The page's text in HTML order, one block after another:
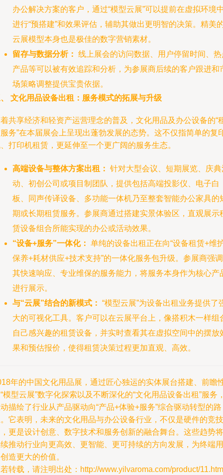
办公解决方案的客户，通过“模型云展”可以提前在虚拟环境
进行“预搭建”和效果评估，辅助其做出更明智的决策。精美
云展模型本身也是极佳的数字营销素材。
留存与数据分析： 线上展会的访问数据、用户停留时间、热
产品等可以被有效追踪和分析，为参展商后续的客户跟进和
场策略调整提供宝贵依据。
文化用品设备出租：服务模式的拓展与升级
共享经济和轻资产运营理念的普及，文化用品及办公设备的“
务”在本届展会上呈现出蓬勃发展的态势。这不仅指简单的复
打印机租赁，更延伸至一个更广阔的服务生态。
高端设备与整体方案出租： 针对大型会议、短期展览、庆典
动、初创公司或项目制团队，提供包括高端投影仪、电子白
板、同声传译设备、多功能一体机乃至整套智能办公家具的
期或长期租赁服务。参展商通过搭建实景体验区，直观展示
赁设备组合所能实现的办公或活动效果。
“设备+服务”一体化： 单纯的设备出租正在向“设备租赁+维
保养+耗材供应+技术支持”的一体化服务包升级。参展商强调
其快速响应、专业维保的服务能力，将服务本身作为核心产
进行展示。
与“云展”结合的新模式： “模型云展”为设备出租业务提供了
大的可视化工具。客户可以在云展平台上，像搭积木一样组
自己感兴趣的租赁设备，并实时查看其在虚拟空间中的摆放
果和预估报价，使得租赁决策过程更加直观、高效。
年的中国文化用品展，通过匠心独运的实体展台搭建、前瞻
模型云展”数字化探索以及不断深化的“文化用品设备出租”服务
描绘了行业从产品驱动向“产品+体验+服务”综合驱动转型的路
它表明，未来的文化用品与办公设备行业，不仅是硬件的竞技
更是设计创意、数字技术和服务创新的融合舞台。这些趋势将
推动行业向更高效、更智能、更可持续的方向发展，为终端用
造更大的价值。
转载，请注明出处：http://www.yilvaroma.com/product/